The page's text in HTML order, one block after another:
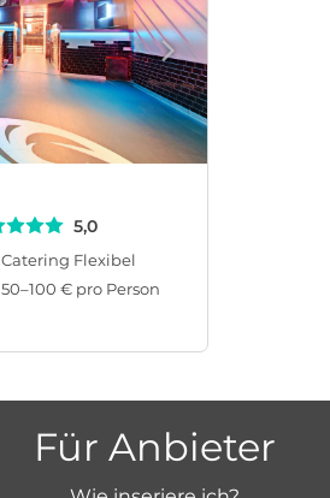
5,0
Catering Flexibel
50–100 € pro Person
Für Anbieter